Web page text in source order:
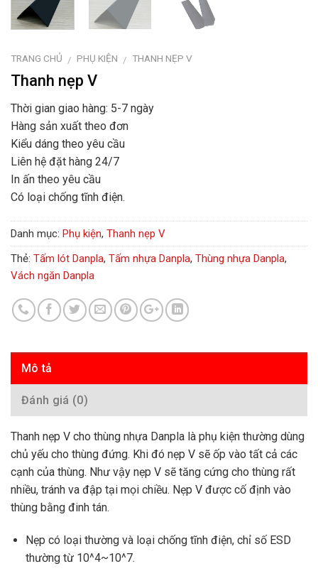
TRANG CHỦ / PHỤ KIỆN / THANH NẸP V
Thanh nẹp V
Thời gian giao hàng: 5-7 ngày
Hàng sản xuất theo đơn
Kiểu dáng theo yêu cầu
Liên hệ đặt hàng 24/7
In ấn theo yêu cầu
Có loại chống tĩnh điện.
Danh mục: Phụ kiện, Thanh nẹp V
Thẻ: Tấm lót Danpla, Tấm nhựa Danpla, Thùng nhựa Danpla,
Vách ngăn Danpla
Mô tả
Đánh giá (0)
Thanh nẹp V cho thùng nhựa Danpla là phụ kiện thường dùng
chủ yếu cho thùng đứng. Khi đó nẹp V sẽ ốp vào tất cả các
cạnh của thùng. Như vậy nẹp V sẽ tăng cứng cho thùng rất
nhiều, tránh va đập tại mọi chiều. Nẹp V được cố định vào
thùng bằng đinh tán.
Nẹp có loại thường và loại chống tĩnh điện, chỉ số ESD
thường từ 10^4~10^7.